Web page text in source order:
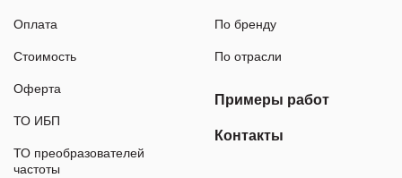
Оплата
Стоимость
Оферта
ТО ИБП
ТО преобразователей
частоты
По бренду
По отрасли
Примеры работ
Контакты